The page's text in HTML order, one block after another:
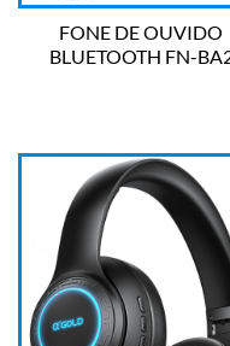
FONE DE OUVIDO
BLUETOOTH FN-